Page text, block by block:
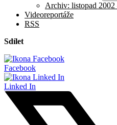
Archiv: listopad 2002
Videoreportáže
RSS
Sdílet
Facebook
Linked In